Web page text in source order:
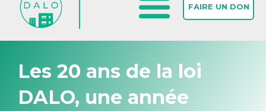
FAIRE UN DON
Les 20 ans de la loi
DALO, une année